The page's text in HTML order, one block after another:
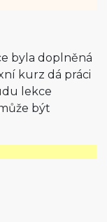
byla doplněná
kurz dá práci
lekce
být